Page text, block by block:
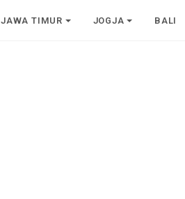
JAWA TIMUR JOGJA BALI